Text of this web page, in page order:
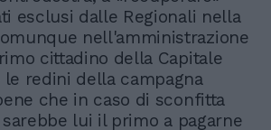
esclusi dalle Regionali nella
nell'amministrazione
cittadino della Capitale
le redini della campagna
che in caso di sconfitta
lui il primo a pagarne